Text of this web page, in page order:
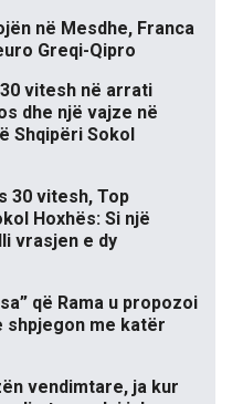
në Mesdhe, Franca
Greqi-Qipro
vitesh në arrati
dhe një vajze në
Shqipëri Sokol
30 vitesh, Top
Hoxhës: Si një
vrasjen e dy
që Rama u propozoi
shpjegon me katër
vendimtare, ja kur